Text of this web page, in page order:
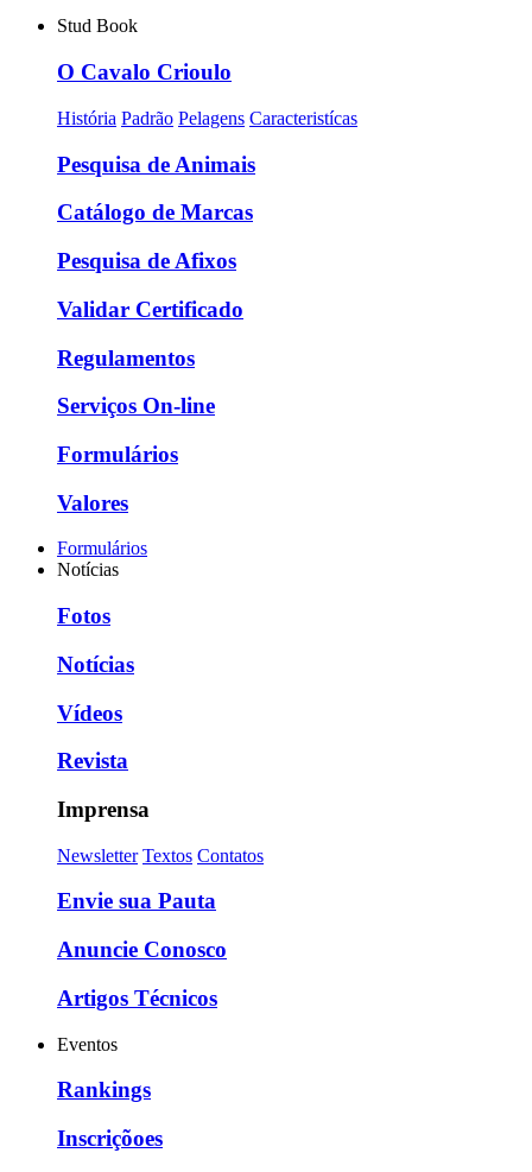
Stud Book
O Cavalo Crioulo
História Padrão Pelagens Caracteristícas
Pesquisa de Animais
Catálogo de Marcas
Pesquisa de Afixos
Validar Certificado
Regulamentos
Serviços On-line
Formulários
Valores
Formulários
Notícias
Fotos
Notícias
Vídeos
Revista
Imprensa
Newsletter Textos Contatos
Envie sua Pauta
Anuncie Conosco
Artigos Técnicos
Eventos
Rankings
Inscriçõoes